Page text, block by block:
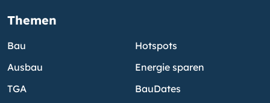
Themen
Bau
Ausbau
TGA
Hotspots
Energie sparen
BauDates